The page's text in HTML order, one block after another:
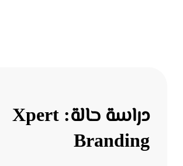
دراسة حالة: Xpert
Branding